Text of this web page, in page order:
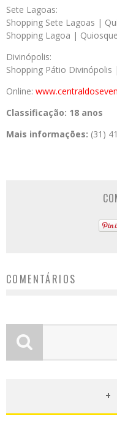
Sete Lagoas:
Shopping Sete Lagoas |
Shopping Lagoa |
Divinópolis:
Shopping Pátio
Online:
Classificação: 18 anos
Mais informações: (31)
COMENTÁRIOS
+